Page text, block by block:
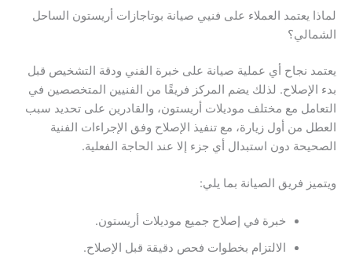
لماذا يعتمد العملاء على فنيي صيانة بوتاجازات أريستون الساحل
الشمالي؟
يعتمد نجاح أي عملية صيانة على خبرة الفني ودقة التشخيص قبل
بدء الإصلاح. لذلك يضم المركز فريقًا من الفنيين المتخصصين في
التعامل مع مختلف موديلات أريستون، والقادرين على تحديد سبب
العطل من أول زيارة، مع تنفيذ الإصلاح وفق الإجراءات الفنية
الصحيحة دون استبدال أي جزء إلا عند الحاجة الفعلية.
ويتميز فريق الصيانة بما يلي:
خبرة في إصلاح جميع موديلات أريستون.
الالتزام بخطوات فحص دقيقة قبل الإصلاح.